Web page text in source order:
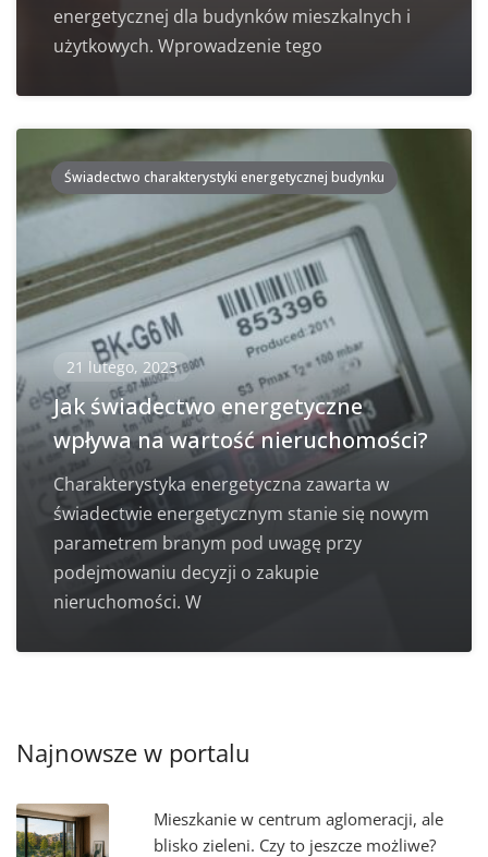
energetycznej dla budynków mieszkalnych i
użytkowych. Wprowadzenie tego
Świadectwo charakterystyki energetycznej budynku
21 lutego, 2023
Jak świadectwo energetyczne
wpływa na wartość nieruchomości?
Charakterystyka energetyczna zawarta w
świadectwie energetycznym stanie się nowym
parametrem branym pod uwagę przy
podejmowaniu decyzji o zakupie
nieruchomości. W
Najnowsze w portalu
Mieszkanie w centrum aglomeracji, ale
blisko zieleni. Czy to jeszcze możliwe?